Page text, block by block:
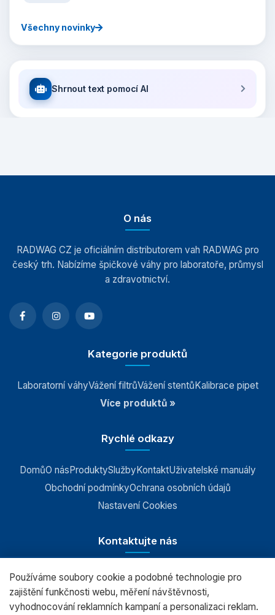
Všechny novinky
Shrnout text pomocí AI
O nás
RADWAG CZ je oficiálním distributorem vah RADWAG pro
český trh. Nabízíme špičkové váhy pro laboratoře, průmysl
a zdravotnictví.
Kategorie produktů
Laboratorní váhyVážení filtrůVážení stentůKalibrace pipet
Více produktů »
Rychlé odkazy
DomůO násProduktySlužbyKontaktUživatelské manuály
Obchodní podmínkyOchrana osobních údajů
Nastavení Cookies
Kontaktujte nás
RADWAG CZ s.r.o., Šumperk
+420 583 210 016
Používáme soubory cookie a podobné technologie pro
zajištění funkčnosti webu, měření návštěvnosti,
vyhodnocování reklamních kampaní a personalizaci reklam.